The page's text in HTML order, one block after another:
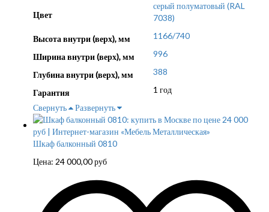
Цвет
серый полуматовый (RAL
7038)
Высота внутри (верх), мм 1166/740
Ширина внутри (верх), мм 996
Глубина внутри (верх), мм 388
Гарантия
1 год
Свернуть
Развернуть
Шкаф балконный 0810
Цена: 24 000,00руб